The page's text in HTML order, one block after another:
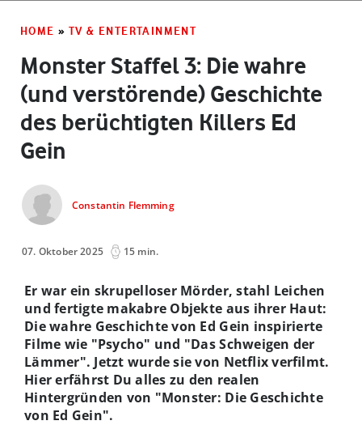
HOME » TV & ENTERTAINMENT
Monster Staffel 3: Die wahre
(und verstörende) Geschichte
des berüchtigten Killers Ed
Gein
Constantin Flemming
07. Oktober 2025 15 min.
Er war ein skrupelloser Mörder, stahl Leichen
und fertigte makabre Objekte aus ihrer Haut:
Die wahre Geschichte von Ed Gein inspirierte
Filme wie "Psycho" und "Das Schweigen der
Lämmer". Jetzt wurde sie von Netflix verfilmt.
Hier erfährst Du alles zu den realen
Hintergründen von "Monster: Die Geschichte
von Ed Gein".